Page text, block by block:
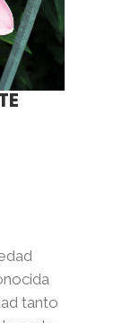
$
tanto